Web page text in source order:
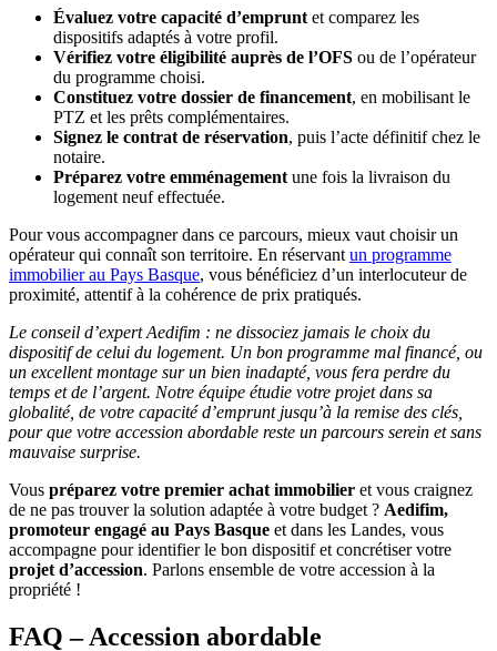
Évaluez votre capacité d’emprunt et comparez les
dispositifs adaptés à votre profil.
Vérifiez votre éligibilité auprès de l’OFS ou de l’opérateur
du programme choisi.
Constituez votre dossier de financement, en mobilisant le
PTZ et les prêts complémentaires.
Signez le contrat de réservation, puis l’acte définitif chez le
notaire.
Préparez votre emménagement une fois la livraison du
logement neuf effectuée.
Pour vous accompagner dans ce parcours, mieux vaut choisir un
opérateur qui connaît son territoire. En réservant un programme
immobilier au Pays Basque, vous bénéficiez d’un interlocuteur de
proximité, attentif à la cohérence de prix pratiqués.
Le conseil d’expert Aedifim : ne dissociez jamais le choix du
dispositif de celui du logement. Un bon programme mal financé, ou
un excellent montage sur un bien inadapté, vous fera perdre du
temps et de l’argent. Notre équipe étudie votre projet dans sa
globalité, de votre capacité d’emprunt jusqu’à la remise des clés,
pour que votre accession abordable reste un parcours serein et sans
mauvaise surprise.
Vous préparez votre premier achat immobilier et vous craignez
de ne pas trouver la solution adaptée à votre budget ? Aedifim,
promoteur engagé au Pays Basque et dans les Landes, vous
accompagne pour identifier le bon dispositif et concrétiser votre
projet d’accession. Parlons ensemble de votre accession à la
propriété !
FAQ – Accession abordable